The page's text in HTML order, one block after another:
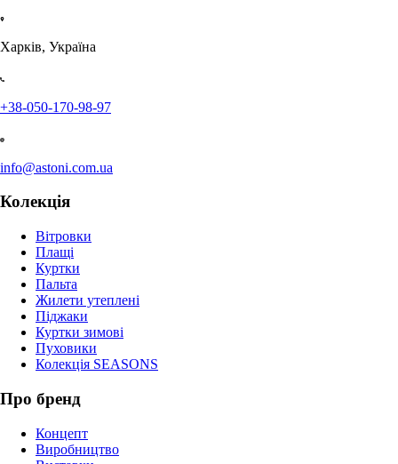
Харків, Україна
+38-050-170-98-97
info@astoni.com.ua
Колекція
Вітровки
Плащі
Куртки
Пальта
Жилети утеплені
Піджаки
Куртки зимові
Пуховики
Колекція SEASONS
Про бренд
Концепт
Виробництво